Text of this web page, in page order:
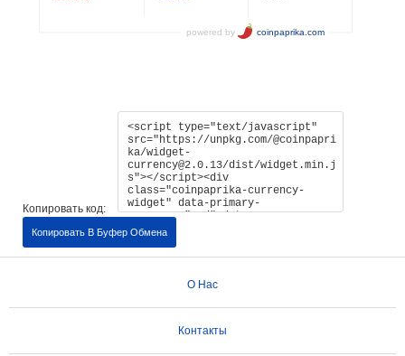
Копировать код:
Копировать В Буфер Обмена
О Нас
Контакты